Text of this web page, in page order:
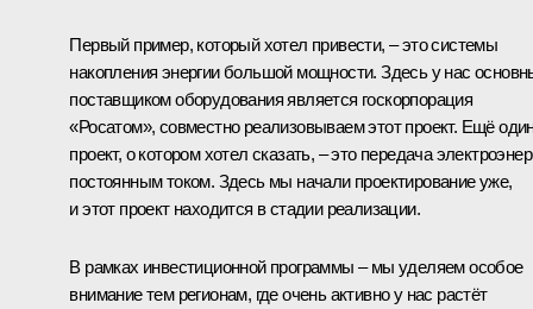
Первый пример, который хотел привести, – это системы
накопления энергии большой мощности. Здесь у нас
поставщиком оборудования является госкорпорация
«Росатом», совместно реализовываем этот проект. Ещё
проект, о котором хотел сказать, – это передача
постоянным током. Здесь мы начали проектирование уже,
и этот проект находится в стадии реализации.
В рамках инвестиционной программы – мы уделяем особое
внимание тем регионам, где очень активно у нас растёт